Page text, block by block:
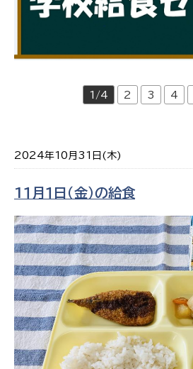
1/4 2 3 4
2024年10月31日(木)
1１月１日（金）の給食